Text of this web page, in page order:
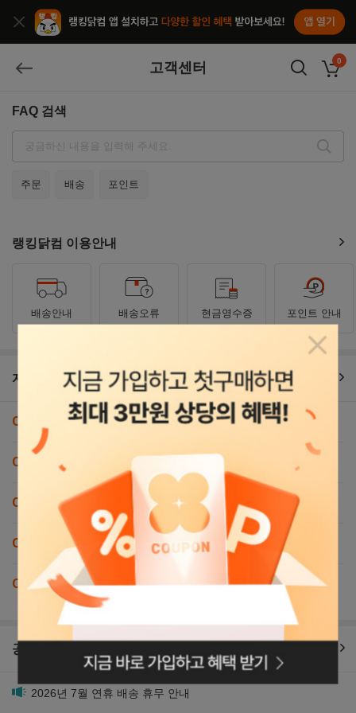
앱열기
종료
뒤로가기 고객센터 장바구
0
FAQ 검색
검색
주문 배송 포인트
랭킹닭컴 이용안내
배송안내 배송오류 현금영수증 포인트 안내
자주묻는 FAQ TOP5
[회원 등급제] 신규 회원등급제는 무엇인가요?
[오렌지멤버스 종료] 오렌지멤버스 종료 후에도 쿠폰/적립금은 사
[오렌지멤버스 종료] 기존 오렌지멤버스 혜택은 종료되나요?
[오렌지멤버스 종료] 별도로 해지 신청해야 하나요?
[오렌지멤버스 종료] 자동결제는 어떻게 되나요?
공지사항
오렌지멤버스 종료 및 신규 회원등급제 도입 안내
공지 랭킹닭컴 신규 등급제 안내
공지2026년 7월 연휴 배송 휴무 안내
팝업닫
로그인페이지로
이동